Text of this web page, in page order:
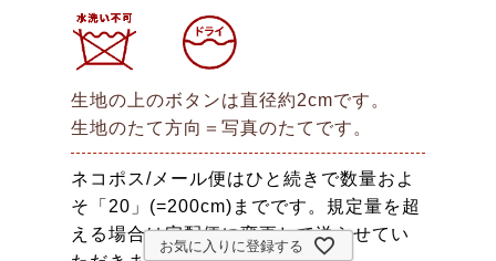
生地の上のボタンは直径約2cmです。
生地のたて方向＝写真のたてです。
ネコポス/メール便はひと続きで数量およ
そ「20」(=200cm)までです。規定量を超
える場合は宅配便に変更して送らせてい
お気に入りに登録する